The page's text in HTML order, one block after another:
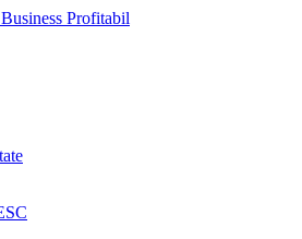
Profitabil